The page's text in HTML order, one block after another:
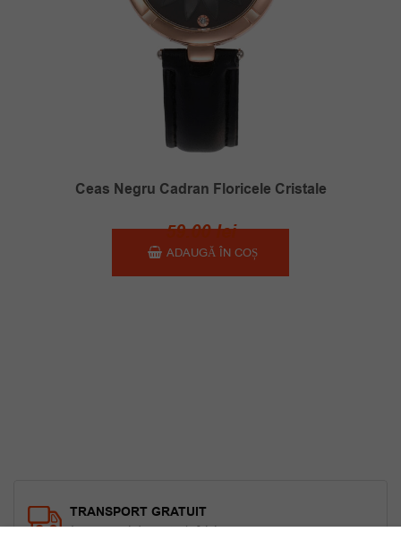
Ceas Negru Cadran Floricele Cristale
59.00lei
ADAUGĂ ÎN COȘ
TRANSPORT GRATUIT
La comenzi de peste 150 lei